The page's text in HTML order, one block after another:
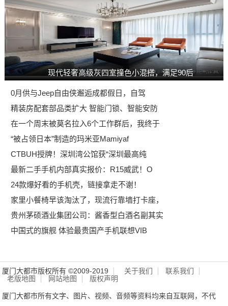
现代轻奢高级灰四室撞色小混搭，满足90后
0月供与Jeep自由侠邂逅成都假日，自驾
精装房配套部品类扩大 智能门锁、智能安防
在一个周末被莫名拉入6个工作群后，我终于
“被占领日本”制造的玛米亚Mamiyaf
CTBUH授牌！深圳湾公馆获“深圳最高纯
最新二手手机内部真实报价：R15威武！O
24款爆好看的手机壳，链接拿走不谢！
家里小餐椅早该淘汰了，现流行靠墙打卡座，
贵州茅硕酒业集团公司：酱香型白酒名副其实
中国式的旗舰 体验最贵国产手机联想VIB
厦门大都市版权所有 ©2009-2019 关于我们
联系我们
老版地图
网站地图 版权声明
厦门大都市所有文字、图片、视频、音频等资料均来自互联网，不代